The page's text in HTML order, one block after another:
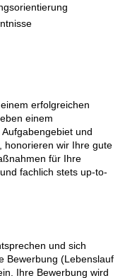
erfolgreichen
einem
und
honorieren wir Ihre gute
für Ihre
fachlich stets up-to-
und sich
Bewerbung (Lebenslauf
Ihre Bewerbung wird